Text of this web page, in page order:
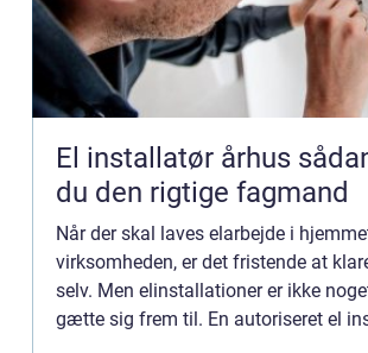
El installatør århus sådan vælger
du den rigtige fagmand
Når der skal laves elarbejde i
virksomheden, er det fristende at
selv. Men elinstallationer er ikke
gætte sig frem til. En autoriseret el